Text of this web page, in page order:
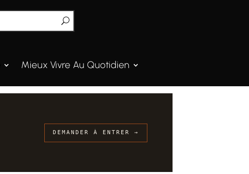
Mieux Vivre Au Quotidien
DEMANDER À ENTRER →